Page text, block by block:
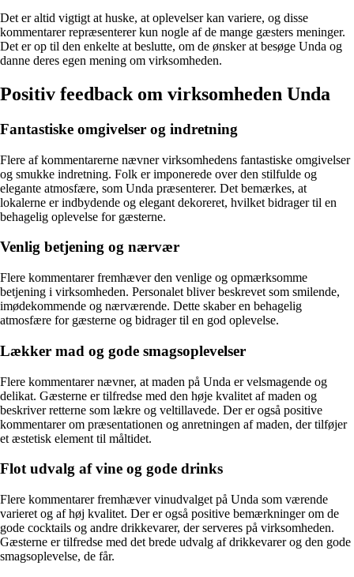
Det er altid vigtigt at huske, at oplevelser kan variere, og disse
kommentarer repræsenterer kun nogle af de mange gæsters meninger.
Det er op til den enkelte at beslutte, om de ønsker at besøge Unda og
danne deres egen mening om virksomheden.
Positiv feedback om virksomheden Unda
Fantastiske omgivelser og indretning
Flere af kommentarerne nævner virksomhedens fantastiske omgivelser
og smukke indretning. Folk er imponerede over den stilfulde og
elegante atmosfære, som Unda præsenterer. Det bemærkes, at
lokalerne er indbydende og elegant dekoreret, hvilket bidrager til en
behagelig oplevelse for gæsterne.
Venlig betjening og nærvær
Flere kommentarer fremhæver den venlige og opmærksomme
betjening i virksomheden. Personalet bliver beskrevet som smilende,
imødekommende og nærværende. Dette skaber en behagelig
atmosfære for gæsterne og bidrager til en god oplevelse.
Lækker mad og gode smagsoplevelser
Flere kommentarer nævner, at maden på Unda er velsmagende og
delikat. Gæsterne er tilfredse med den høje kvalitet af maden og
beskriver retterne som lækre og veltillavede. Der er også positive
kommentarer om præsentationen og anretningen af maden, der tilføjer
et æstetisk element til måltidet.
Flot udvalg af vine og gode drinks
Flere kommentarer fremhæver vinudvalget på Unda som værende
varieret og af høj kvalitet. Der er også positive bemærkninger om de
gode cocktails og andre drikkevarer, der serveres på virksomheden.
Gæsterne er tilfredse med det brede udvalg af drikkevarer og den gode
smagsoplevelse, de får.